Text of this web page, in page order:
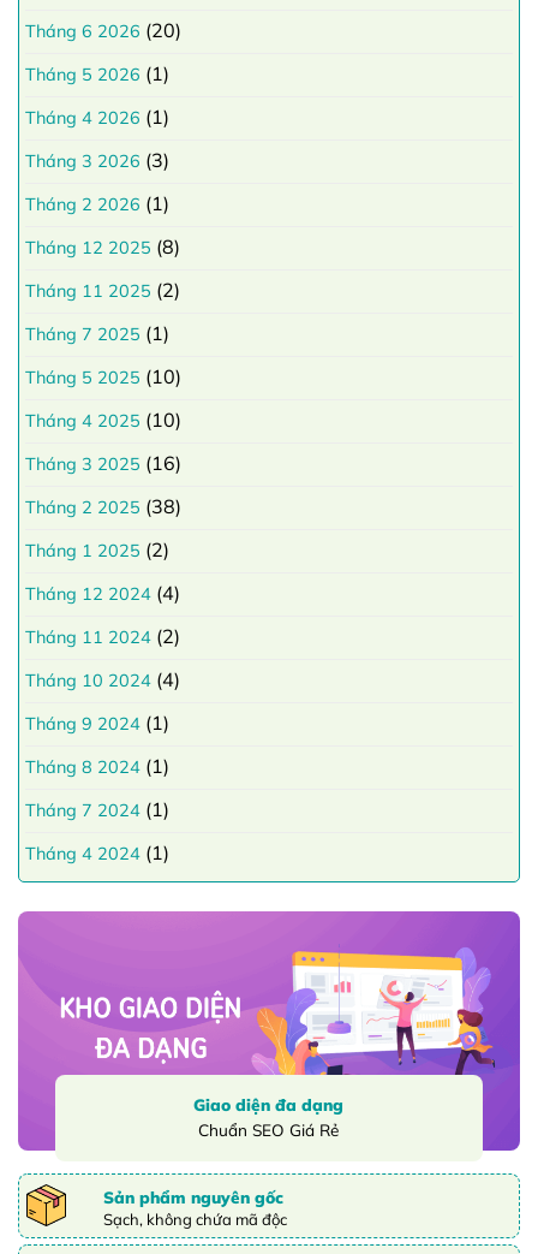
Tháng 6 2026 (20)
Tháng 5 2026 (1)
Tháng 4 2026 (1)
Tháng 3 2026 (3)
Tháng 2 2026 (1)
Tháng 12 2025 (8)
Tháng 11 2025 (2)
Tháng 7 2025 (1)
Tháng 5 2025 (10)
Tháng 4 2025 (10)
Tháng 3 2025 (16)
Tháng 2 2025 (38)
Tháng 1 2025 (2)
Tháng 12 2024 (4)
Tháng 11 2024 (2)
Tháng 10 2024 (4)
Tháng 9 2024 (1)
Tháng 8 2024 (1)
Tháng 7 2024 (1)
Tháng 4 2024 (1)
Giao diện đa dạng
Chuẩn SEO Giá Rẻ
Sản phẩm nguyên gốc
Sạch, không chứa mã độc